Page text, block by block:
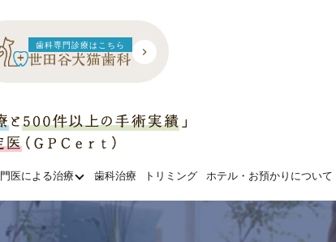
歯科専門診療はこちら
医による治療 歯科治療 トリミング ホテル・お預かりについて